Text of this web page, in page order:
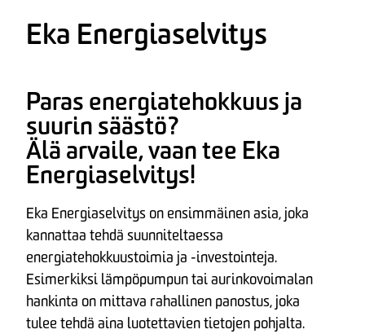
Eka Energiaselvitys
Paras energiatehokkuus ja
suurin säästö?
Älä arvaile, vaan tee Eka
Energiaselvitys!
Eka Energiaselvitys on ensimmäinen asia, joka
kannattaa tehdä suunniteltaessa
energiatehokkuustoimia ja -investointeja.
Esimerkiksi lämpöpumpun tai aurinkovoimalan
hankinta on mittava rahallinen panostus, joka
tulee tehdä aina luotettavien tietojen pohjalta.